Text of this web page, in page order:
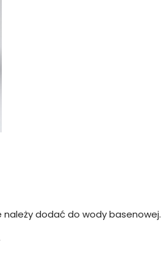
należy dodać do wody basenowej.